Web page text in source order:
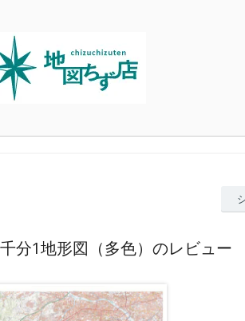
千分1地形図（多色）のレビュー